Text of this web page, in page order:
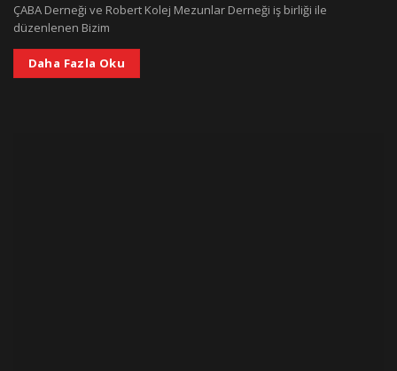
ÇABA Derneği ve Robert Kolej Mezunlar Derneği iş birliği ile
düzenlenen Bizim
Daha Fazla Oku